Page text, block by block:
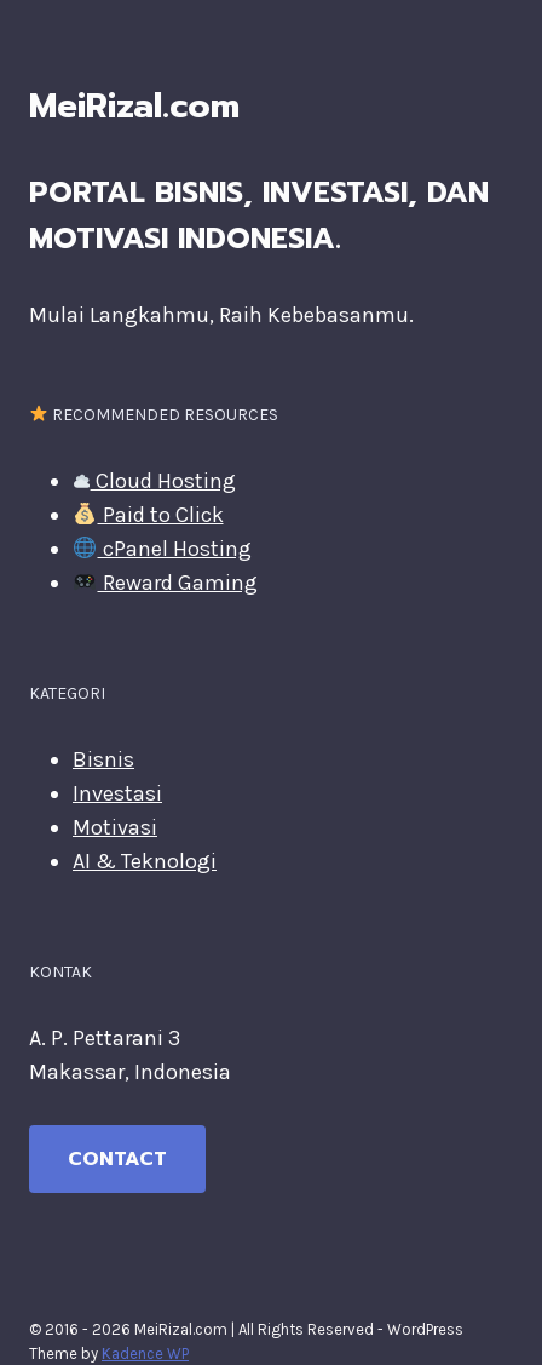
MeiRizal.com
PORTAL BISNIS, INVESTASI, DAN
MOTIVASI INDONESIA.
Mulai Langkahmu, Raih Kebebasanmu.
RECOMMENDED RESOURCES
Cloud Hosting
Paid to Click
cPanel Hosting
Reward Gaming
KATEGORI
Bisnis
Investasi
Motivasi
AI & Teknologi
KONTAK
A. P. Pettarani 3
Makassar, Indonesia
CONTACT
© 2016 - 2026 MeiRizal.com | All Rights Reserved - WordPress
Theme by Kadence WP